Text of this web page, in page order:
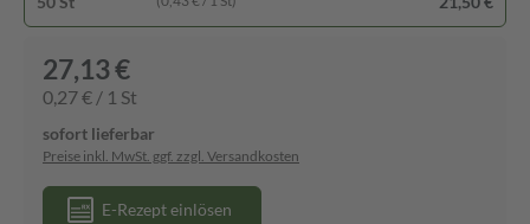
27,13 €
0,27 € / 1 St
sofort lieferbar
Preise inkl. MwSt. ggf. zzgl. Versandkosten
E-Rezept einlösen